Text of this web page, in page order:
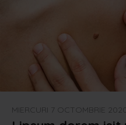
MIERCURI 7 OCTOMBRIE